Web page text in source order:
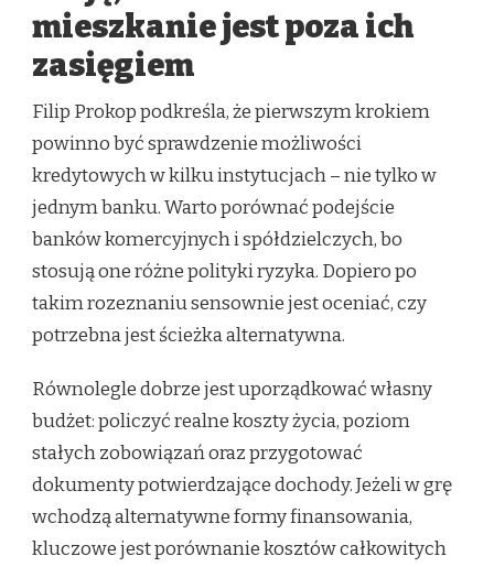
mieszkanie jest poza ich
zasięgiem
Filip Prokop podkreśla, że pierwszym krokiem
powinno być sprawdzenie możliwości
kredytowych w kilku instytucjach – nie tylko w
jednym banku. Warto porównać podejście
banków komercyjnych i spółdzielczych, bo
stosują one różne polityki ryzyka. Dopiero po
takim rozeznaniu sensownie jest oceniać, czy
potrzebna jest ścieżka alternatywna.
Równolegle dobrze jest uporządkować własny
budżet: policzyć realne koszty życia, poziom
stałych zobowiązań oraz przygotować
dokumenty potwierdzające dochody. Jeżeli w grę
wchodzą alternatywne formy finansowania,
kluczowe jest porównanie kosztów całkowitych